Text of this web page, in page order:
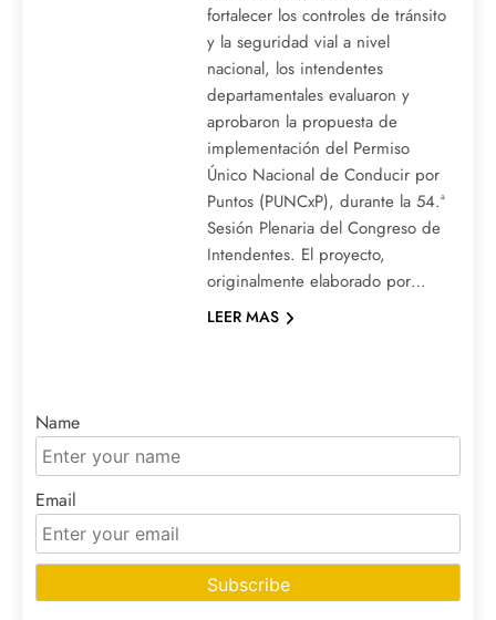
fortalecer los controles de tránsito
y la seguridad vial a nivel
nacional, los intendentes
departamentales evaluaron y
aprobaron la propuesta de
implementación del Permiso
Único Nacional de Conducir por
Puntos (PUNCxP), durante la 54.ª
Sesión Plenaria del Congreso de
Intendentes. El proyecto,
originalmente elaborado por…
LEER MAS
Name
Email